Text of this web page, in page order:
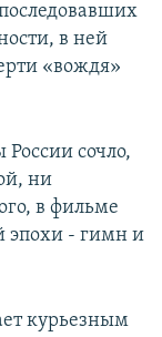
в ней
«вождя»
сочло,
ни
в фильме
эпохи - гимн и
курьезным